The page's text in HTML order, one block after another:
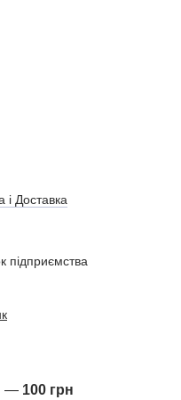
і Доставка
підприємства
— 100 грн